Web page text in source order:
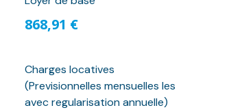
868,91 €
Charges locatives
(Previsionnelles mensuelles les
avec regularisation annuelle)